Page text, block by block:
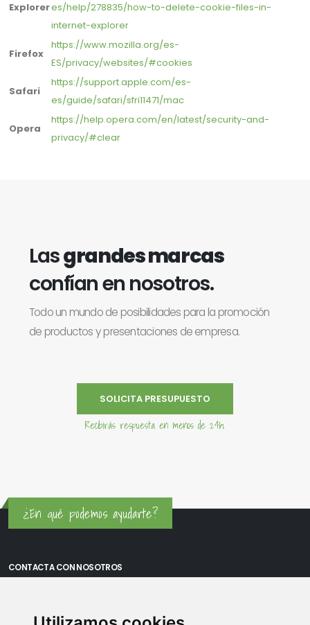
Exploreres/help/278835/how-to-delete-cookie-files-in-
internet-explorer
Firefox
https://www.mozilla.org/es-
ES/privacy/websites/#cookies
Safari
https://support.apple.com/es-
es/guide/safari/sfri11471/mac
Opera
https://help.opera.com/en/latest/security-and-
privacy/#clear
Lasgrandes marcas
confían en nosotros.
Todo un mundo de posibilidades para la promoción
de productos y presentaciones de empresa.
SOLICITA PRESUPUESTO
Recibirás respuesta en menos de 24h.
¿En qué podemos ayudarte?
CONTACTA CON NOSOTROS
Oficina Vitoria: Boulevard de Salburua 8, planta 3, 01002 - Vitoria-